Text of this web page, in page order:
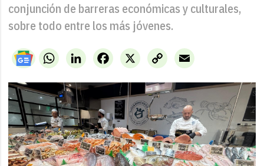
conjunción de barreras económicas y culturales,
sobre todo entre los más jóvenes.
WhatsAppLinkedIn X
Facebook
Copy
Link
Email